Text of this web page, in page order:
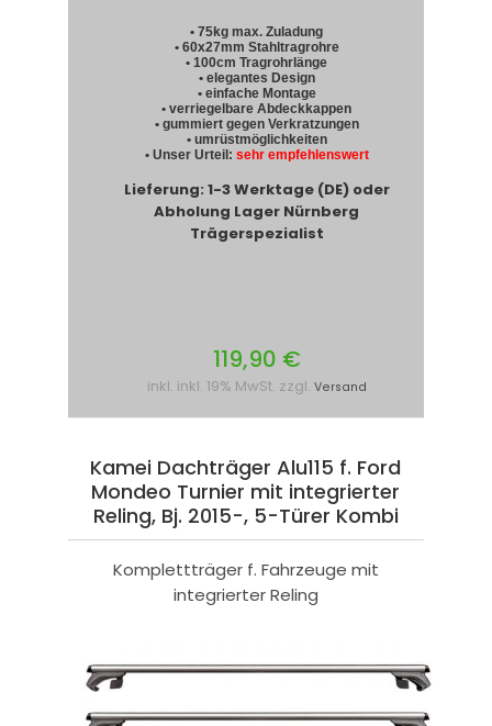
• 75kg max. Zuladung
• 60x27mm Stahltragrohre
• 100cm Tragrohrlänge
• elegantes Design
• einfache Montage
• verriegelbare Abdeckkappen
• gummiert gegen Verkratzungen
• umrüstmöglichkeiten
• Unser Urteil: sehr empfehlenswert
Lieferung: 1-3 Werktage (DE) oder
Abholung Lager Nürnberg
Trägerspezialist
119,90 €
inkl. inkl. 19% MwSt. zzgl. Versand
Kamei Dachträger Alu115 f. Ford
Mondeo Turnier mit integrierter
Reling, Bj. 2015-, 5-Türer Kombi
Komplettträger f. Fahrzeuge mit
integrierter Reling